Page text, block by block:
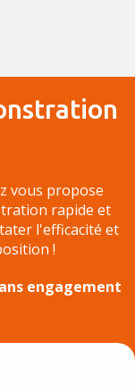
vous propose
rapide et
l'efficacité et
!
engagement